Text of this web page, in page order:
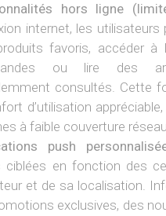
hors ligne
internet, les utilisateurs
favoris, accéder à
ou lire des
consultés. Cette
d’utilisation
à faible couverture
push
ciblées en fonction des
et de sa localisation.
exclusives, des